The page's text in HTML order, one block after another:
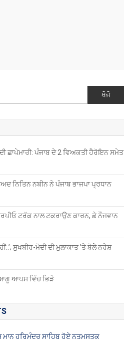
ਖੋਜੋ
ਛਾਪੇਮਾਰੀ: ਪੰਜਾਬ ਦੇ 2 ਵਿਅਕਤੀ ਹੈਰੋਇਨ ਸਮੇਤ
ਨਿਤਿਨ ਨਬੀਨ ਨੇ ਪੰਜਾਬ ਭਾਜਪਾ ਪ੍ਰਧਾਨ
ਟਰੱਕ ਨਾਲ ਟਕਰਾਉਣ ਕਾਰਨ, ਛੇ ਨੌਜਵਾਨ
ਸੁਖਬੀਰ-ਮੋਦੀ ਦੀ ਮੁਲਾਕਾਤ ’ਤੇ ਬੋਲੇ ਨਰੇਸ਼
ਆਪਸ ਵਿੱਚ ਭਿੜੇ
ਮਾਨ ਹਰਿਮੰਦਰ ਸਾਹਿਬ ਹੋਏ ਨਤਮਸਤਕ